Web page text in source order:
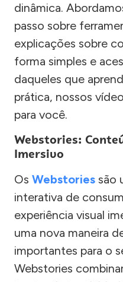
dinâmica.
passo sobre
explicações sobre
forma simples e
daqueles que
prática, nossos
para você.
Webstories:
Imersivo
Os Webstories são
interativa de
experiência visual
uma nova maneira
importantes para o
Webstories